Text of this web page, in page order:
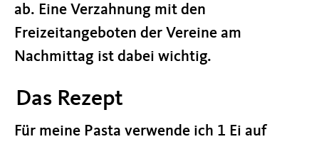
ab. Eine Ver­zahnung mit den
Freizeitangeboten der Vereine am
Nachmittag ist dabei wichtig.
Das Rezept
Für meine Pasta verwende ich 1 Ei auf